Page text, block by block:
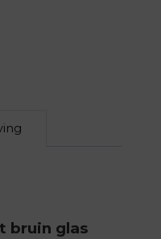
bruin glas